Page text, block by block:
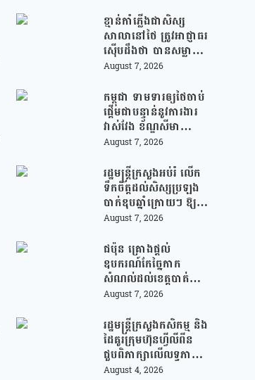
ខ្មាន់កាំភ្លើងជាសិស្ស
សាលានៅថៃ ត្រូវអាជ្ញាធរ
ស៊ើបដឹងថា បានសម្លាប់
យាយតារបស់ខ្លួន មុន
នៅសាលារៀន
August 7, 2026
កម្ពុជា ទាមទារឲ្យថៃចាប់
ផ្តើមជាបន្ទាន់នូវការងារ
វាស់វែង ខ័ណ្ឌសីមា
ព្រំដែនគោគ (JBC) និង
សសឹកវិលទៅលំនៅឋាន
វិញ ដោយគ្មានការរារាំង
August 7, 2026
រដ្ឋមន្រ្តីក្រសួងអប់រំ លើក
ទឹកចិត្តដល់សិស្សប្រឡង
បាក់ឌុបឆ្នាំក្រោយៗ ឱ្យ
ជ្រើសរើសយកការប្រឡង
ឆ្លើយតបទៅនឹងតម្រូវការ
ធនធានមនុស្សក្នុងយុគ
សម័យបច្ចេកវិទ្យា
August 7, 2026
ជប៉ុន គ្រោងផ្តល់
ឧបករណ៍កែច្នៃកាក
សំណល់ដល់ខេត្តបាត់
ដំបង ដើម្បីជួយលើក
គ្រប់គ្រងសំណល់
August 7, 2026
រដ្ឋមន្រ្តីក្រសួងកសិកម្ម និង
ដៃគូរក្រុមហ៊ុនហ្វីលីពីន
ជួបពិភាក្សាលើលទ្ធភាព
ជំរុញការនាំចេញកសិផល
August 4, 2026